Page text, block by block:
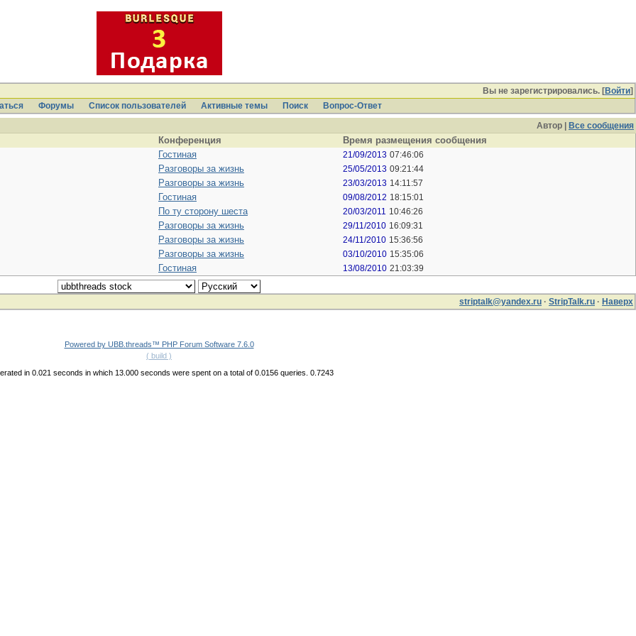
Вы не зарегистрировались. [Войти]
Форумы Список пользователей Активные темы Поиcк
Вопрос-Ответ
Автор |
Все сообщения
Конференция
Время размещения сообщения
Гостиная
21/09/2013 07:46:06
Разговоры за жизнь 25/05/2013 09:21:44
Разговоры за жизнь 23/03/2013 14:11:57
Гостиная 09/08/2012 18:15:01
По ту сторону шеста 20/03/2011 10:46:26
Разговоры за жизнь 29/11/2010 16:09:31
Разговоры за жизнь 24/11/2010 15:36:56
Разговоры за жизнь 03/10/2010 15:35:06
Гостиная 13/08/2010 21:03:39
striptalk@yandex.ru · StripTalk.ru · Наверх
Powered by UBB.threads™ PHP Forum Software 7.6.0
( build )
in 0.021 seconds in which 13.000 seconds were spent on a total of 0.0156 queries. 0.7243